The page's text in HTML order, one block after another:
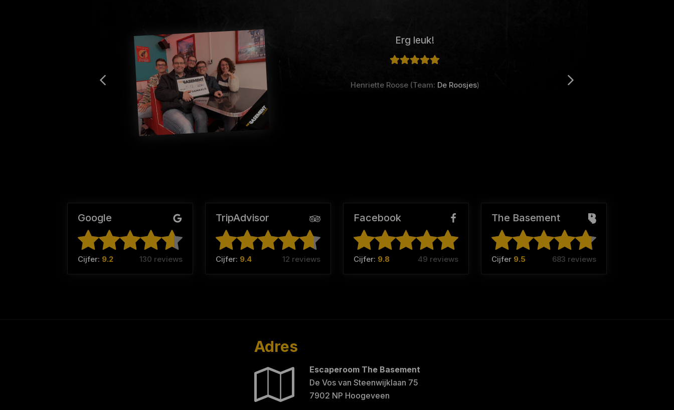
Erg leuk!
Henriette Roose (Team: De Roosjes)
Google
Cijfer: 9.2 130 reviews
TripAdvisor
Cijfer: 9.4 12 reviews
Facebook
Cijfer: 9.8 49 reviews
The Basement
Cijfer 9.5 683 reviews
Adres
Escaperoom The Basement
De Vos van Steenwijklaan 75
7902 NP Hoogeveen